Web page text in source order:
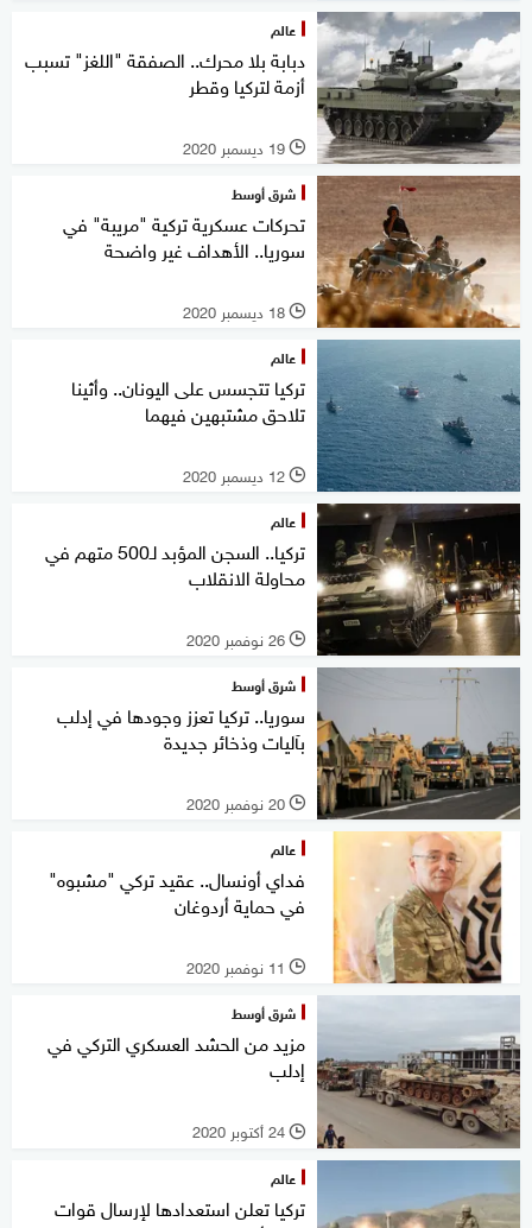
عالم
دبابة بلا محرك.. الصفقة "اللغز" تسبب
أزمة لتركيا وقطر
l 19 ديسمبر 2020
شرق أوسط
تحركات عسكرية تركية "مريبة" في
سوريا.. الأهداف غير واضحة
l 18 ديسمبر 2020
عالم
تركيا تتجسس على اليونان.. وأثينا
تلاحق مشتبهين فيهما
l 12 ديسمبر 2020
عالم
تركيا.. السجن المؤبد لـ500 متهم في
محاولة الانقلاب
l 26 نوفمبر 2020
شرق أوسط
سوريا.. تركيا تعزز وجودها في إدلب
بآليات وذخائر جديدة
l 20 نوفمبر 2020
عالم
فداي أونسال.. عقيد تركي "مشبوه"
في حماية أردوغان
l 11 نوفمبر 2020
شرق أوسط
مزيد من الحشد العسكري التركي في
إدلب
l 24 أكتوبر 2020
عالم
تركيا تعلن استعدادها لإرسال قوات